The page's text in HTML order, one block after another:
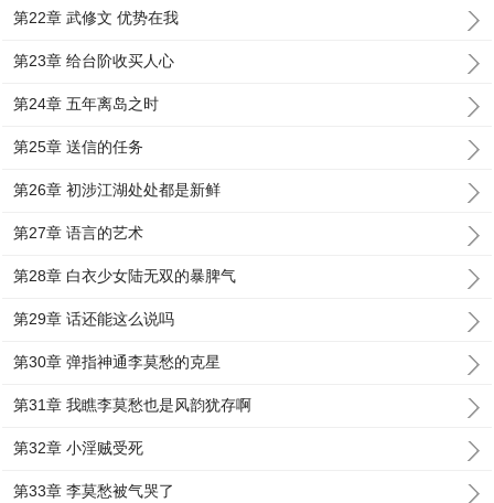
第22章 武修文 优势在我
第23章 给台阶收买人心
第24章 五年离岛之时
第25章 送信的任务
第26章 初涉江湖处处都是新鲜
第27章 语言的艺术
第28章 白衣少女陆无双的暴脾气
第29章 话还能这么说吗
第30章 弹指神通李莫愁的克星
第31章 我瞧李莫愁也是风韵犹存啊
第32章 小淫贼受死
第33章 李莫愁被气哭了